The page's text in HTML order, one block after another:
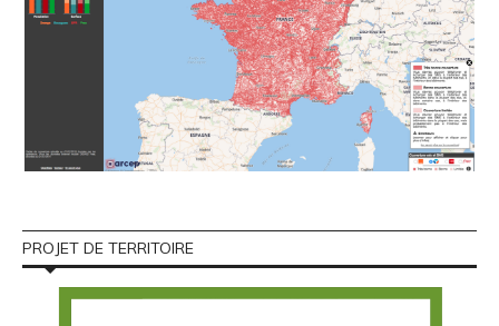
PROJET DE TERRITOIRE